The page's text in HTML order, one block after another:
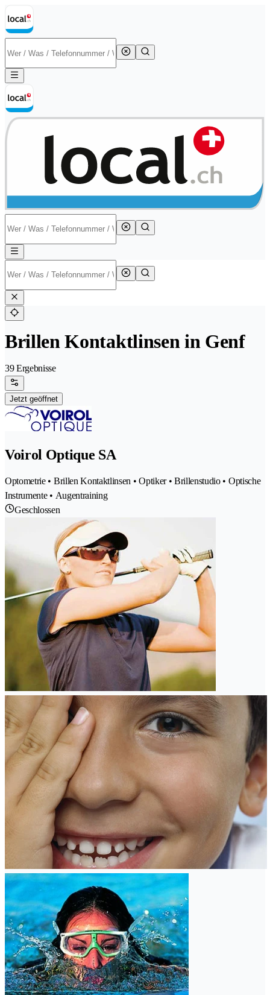
Brillen Kontaktlinsen in Genf
39 Ergebnisse
Jetzt geöffnet
Voirol Optique SA
Optometrie • Brillen Kontaktlinsen • Optiker • Brillenstudio • Optische
Instrumente • Augentraining
Geschlossen